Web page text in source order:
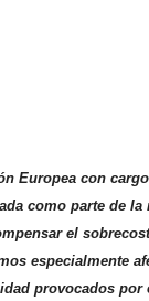
en Huétor Tájar,
Europea con
como parte de la
el
especialmente
provocados por